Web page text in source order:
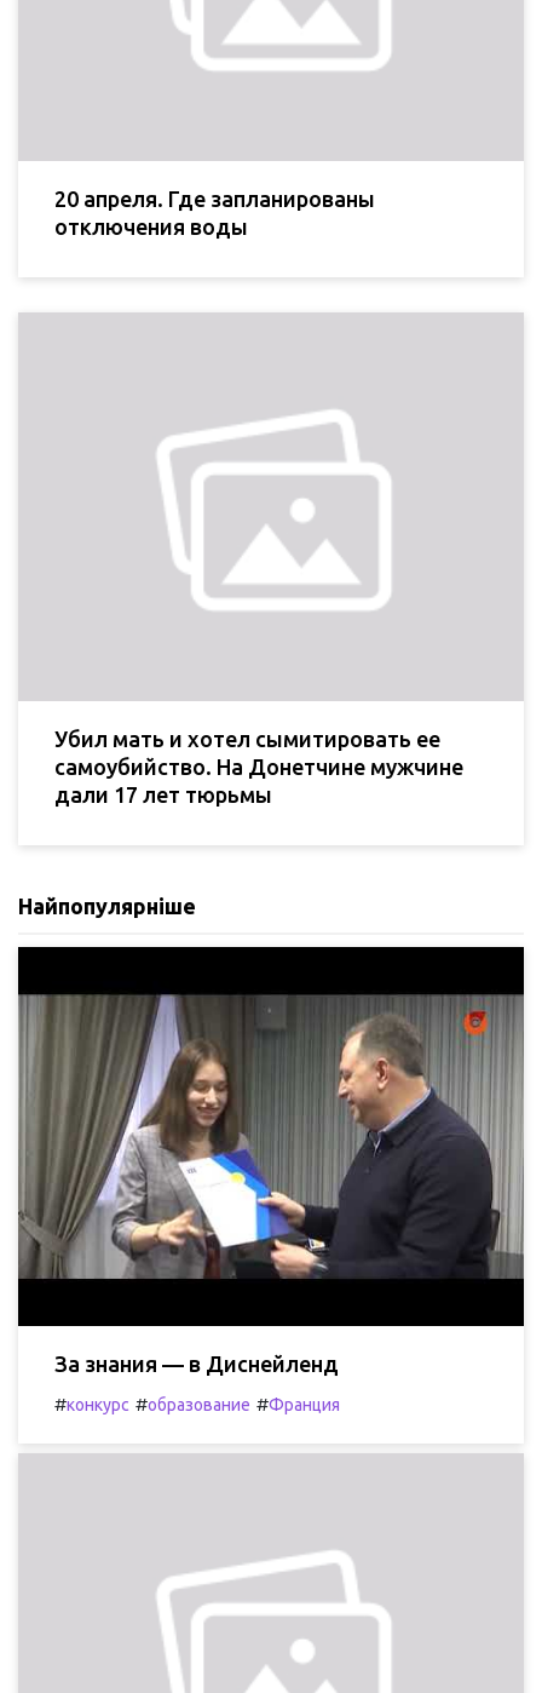
20 апреля. Где запланированы
отключения воды
Убил мать и хотел сымитировать ее
самоубийство. На Донетчине мужчине
дали 17 лет тюрьмы
Найпопулярніше
За знания — в Диснейленд
#конкурс #образование #Франция